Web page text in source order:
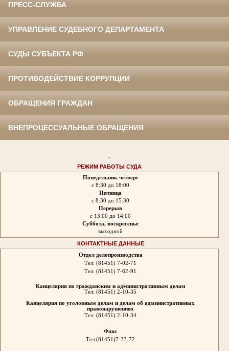
ПРЕСС-СЛУЖБА
УПРАВЛЕНИЕ СУДЕБНОГО ДЕПАРТАМЕНТА
СУДЫ СУБЪЕКТА РФ
ПРОТИВОДЕЙСТВИЕ КОРРУПЦИИ
ОБРАЩЕНИЯ ГРАЖДАН
ВНЕПРОЦЕССУАЛЬНЫЕ ОБРАЩЕНИЯ
РЕЖИМ РАБОТЫ СУДА
Понедельник-четверг
с 8:30 до 18:00
Пятница
с 8:30 до 15:30
Перерыв
с 13:00 до 14:00
Суббота, воскресенье
выходной
КОНТАКТНЫЕ ДАННЫЕ
Отдел делопроизводства
Тел: (81451) 7-02-71
Тел: (81451) 7-62-91
Канцелярия по гражданским и административным делам
Тел: (81451) 2-10-35
Канцелярия по уголовным делам и делам об административных
правонарушениях
Тел: (81451) 2-10-34
Факс
Тел:(81451)7-33-72